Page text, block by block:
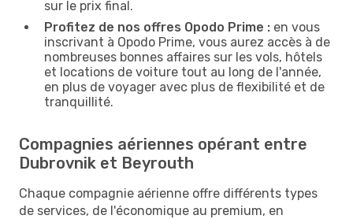
sur le prix final.
Profitez de nos offres Opodo Prime : en vous
inscrivant à Opodo Prime, vous aurez accès à de
nombreuses bonnes affaires sur les vols, hôtels
et locations de voiture tout au long de l'année,
en plus de voyager avec plus de flexibilité et de
tranquillité.
Compagnies aériennes opérant entre
Dubrovnik et Beyrouth
Chaque compagnie aérienne offre différents types
de services, de l'économique au premium, en